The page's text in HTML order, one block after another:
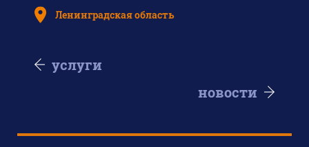
Ленинградская область
услуги
новости